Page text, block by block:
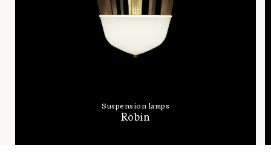
Suspension lamps
Robin